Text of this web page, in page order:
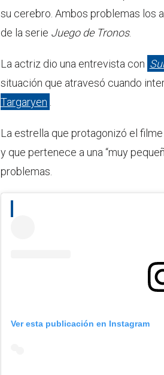
su cerebro. Ambos problemas los
de la serie Juego de Tronos.
La actriz dio una entrevista con
situación que atravesó cuando
Targaryen
La estrella que protagonizó el filme
y que pertenece a una “muy
problemas.
Ver esta publicación en Instagram